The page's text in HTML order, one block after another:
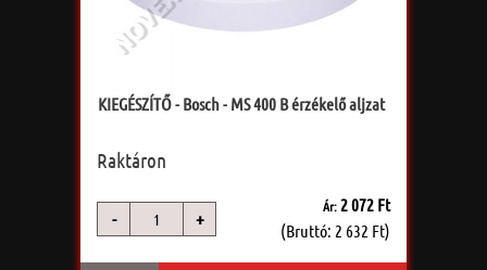
KIEGÉSZÍTŐ - Bosch - MS 400 B érzékelő aljzat
Raktáron
- +
Ár:2 072 Ft
(Bruttó: 2 632 Ft)